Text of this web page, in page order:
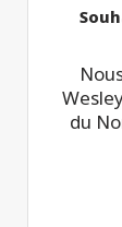
du